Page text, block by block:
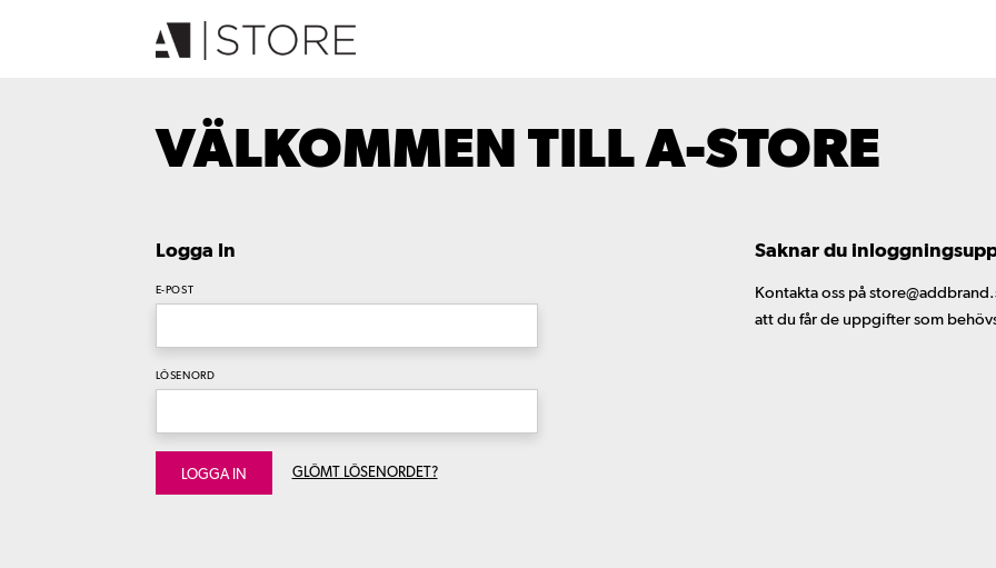
VÄLKOMMEN TILL A-STORE
Logga In
E-POST
LÖSENORD
LOGGA IN GLÖMT LÖSENORDET?
Saknar du
Kontakta oss på
att du får de uppgifter som